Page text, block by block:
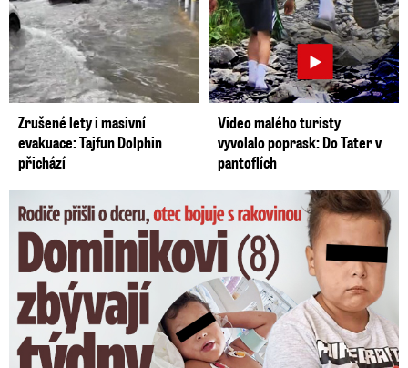
Zrušené lety i masivní
evakuace: Tajfun Dolphin
přichází
Video malého turisty
vyvolalo poprask: Do Tater v
pantoflích
Dominikovi (8) zbývají týdny života: Vzkaz od exprezidenta